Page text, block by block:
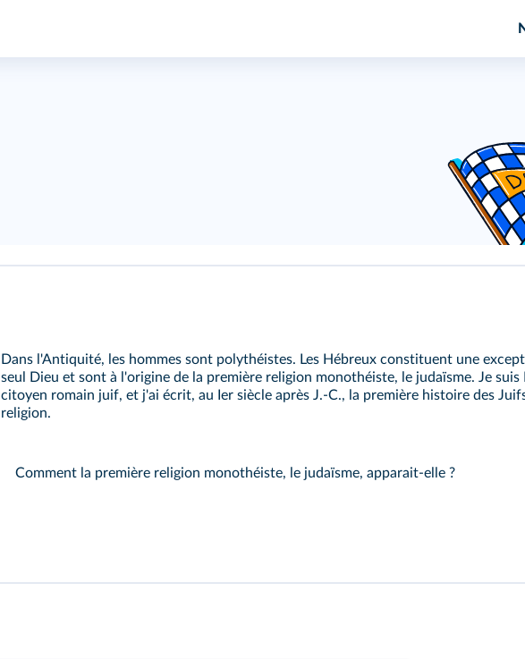
Dans l'Antiquité, les hommes sont polythéistes. Les Hébreux constituent une
seul Dieu et sont à l'origine de la première religion monothéiste, le judaïsme. Je suis
citoyen romain juif, et j'ai écrit, au Ier siècle après J.-C., la première histoire des
religion.
Comment la première religion monothéiste, le judaïsme, apparait-elle ?